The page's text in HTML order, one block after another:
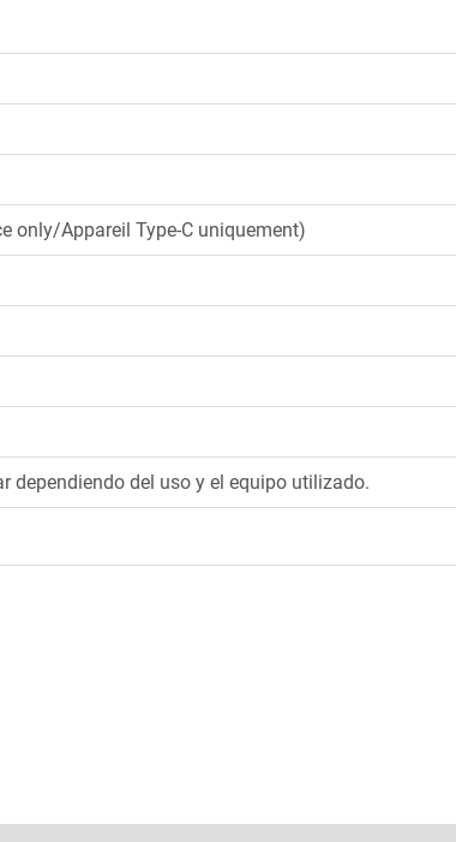
only/Appareil Type-C uniquement)
dependiendo del uso y el equipo utilizado.